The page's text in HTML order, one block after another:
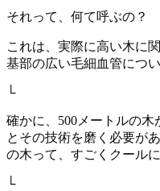
それって、何て呼ぶの？
これは、実際に高い木に
基部の広い毛細血管につ
└
確かに、500メートルの
とその技術を磨く必要が
の木って、すごくクール
└